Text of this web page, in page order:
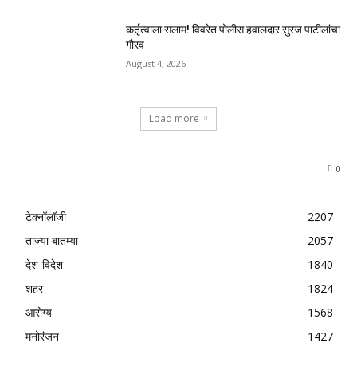
कर्तृत्वाला सलाम! विवरेत पोलीस हवालदार सुरज पाटीलांचा
गौरव
August 4, 2026
Load more
0
टेक्नॉलॉजी
2207
ताज्या बातम्या
2057
देश-विदेश
1840
शहर
1824
आरोग्य
1568
मनोरंजन
1427